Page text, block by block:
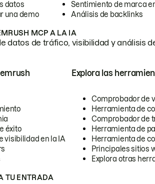
datos
una demo
Sentimiento de marca
Análisis de backlinks
MCP A LA IA
datos de tráfico, visibilidad y análisis
éxito
visibilidad en la IA
Explora las
Comprobador de
Herramienta de
Comprobador de
Herramienta de
Herramienta de
Principales sitios
Explora otras
TU ENTRADA